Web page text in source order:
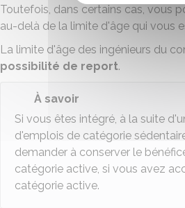
Toutefois, dans certains cas, vous
au-delà de la limite d'âge qui vous
La limite d'âge des ingénieurs du
possibilité de report.
À savoir
Si vous êtes intégré, à la suite
d'emplois de catégorie
demander à conserver le
catégorie active, si vous avez
catégorie active.